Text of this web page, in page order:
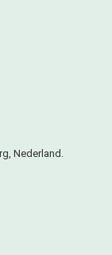
Nederland.